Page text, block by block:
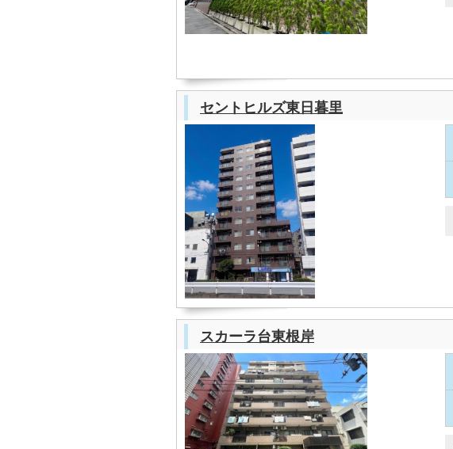
セントヒルズ東日暮里
スカーラ台東根岸